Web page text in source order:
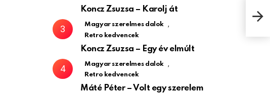
Koncz Zsuzsa – Karolj át
Magyar szerelmes dalok ,
Retro kedvencek
Koncz Zsuzsa – Egy év elmúlt
Magyar szerelmes dalok ,
Retro kedvencek
Máté Péter – Volt egy szerelem